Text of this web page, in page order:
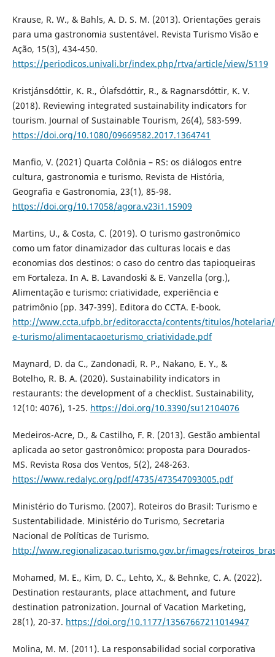
Krause, R. W., & Bahls, A. D. S. M. (2013). Orientações gerais
para uma gastronomia sustentável. Revista Turismo Visão e
Ação, 15(3), 434-450.
https://periodicos.univali.br/index.php/rtva/article/view/5119
Kristjánsdóttir, K. R., Ólafsdóttir, R., & Ragnarsdóttir, K. V.
(2018). Reviewing integrated sustainability indicators for
tourism. Journal of Sustainable Tourism, 26(4), 583-599.
https://doi.org/10.1080/09669582.2017.1364741
Manfio, V. (2021) Quarta Colônia – RS: os diálogos entre
cultura, gastronomia e turismo. Revista de História,
Geografia e Gastronomia, 23(1), 85-98.
https://doi.org/10.17058/agora.v23i1.15909
Martins, U., & Costa, C. (2019). O turismo gastronômico
como um fator dinamizador das culturas locais e das
economias dos destinos: o caso do centro das tapioqueiras
em Fortaleza. In A. B. Lavandoski & E. Vanzella (org.),
Alimentação e turismo: criatividade, experiência e
patrimônio (pp. 347-399). Editora do CCTA. E-book.
http://www.ccta.ufpb.br/editoraccta/contents/titulos/
e-turismo/alimentacaoeturismo_criatividade.pdf
Maynard, D. da C., Zandonadi, R. P., Nakano, E. Y., &
Botelho, R. B. A. (2020). Sustainability indicators in
restaurants: the development of a checklist. Sustainability,
12(10: 4076), 1-25. https://doi.org/10.3390/su12104076
Medeiros-Acre, D., & Castilho, F. R. (2013). Gestão ambiental
aplicada ao setor gastronômico: proposta para Dourados-
MS. Revista Rosa dos Ventos, 5(2), 248-263.
https://www.redalyc.org/pdf/4735/473547093005.pdf
Ministério do Turismo. (2007). Roteiros do Brasil: Turismo e
Sustentabilidade. Ministério do Turismo, Secretaria
Nacional de Políticas de Turismo.
http://www.regionalizacao.turismo.gov.br/images/
Mohamed, M. E., Kim, D. C., Lehto, X., & Behnke, C. A. (2022).
Destination restaurants, place attachment, and future
destination patronization. Journal of Vacation Marketing,
28(1), 20-37. https://doi.org/10.1177/13567667211014947
Molina, M. M. (2011). La responsabilidad social corporativa